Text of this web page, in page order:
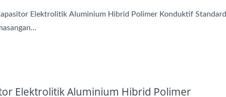
Elektrolitik Aluminium Hibrid Polimer Konduktif Standard
Elektrolitik Aluminium Hibrid Polimer